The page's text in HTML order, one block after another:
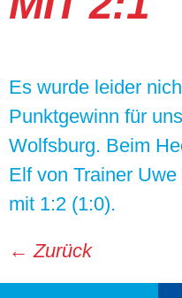
Es wurde leider
Punktgewinn für
Wolfsburg. Beim
Elf von Trainer
mit 1:2 (1:0).
← Zurück